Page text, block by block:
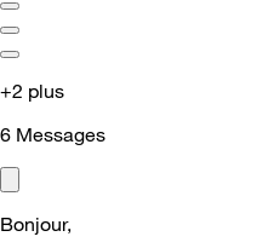
+2 plus
6 Messages
Bonjour,